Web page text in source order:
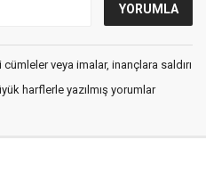
veya imalar, inançlara saldırı
harflerle yazılmış yorumlar